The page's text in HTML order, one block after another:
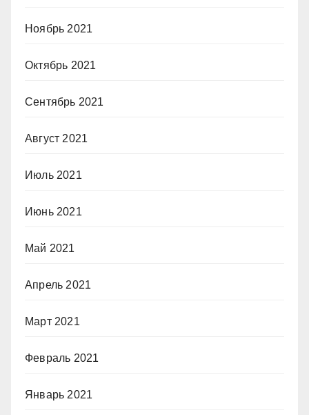
Ноябрь 2021
Октябрь 2021
Сентябрь 2021
Август 2021
Июль 2021
Июнь 2021
Май 2021
Апрель 2021
Март 2021
Февраль 2021
Январь 2021